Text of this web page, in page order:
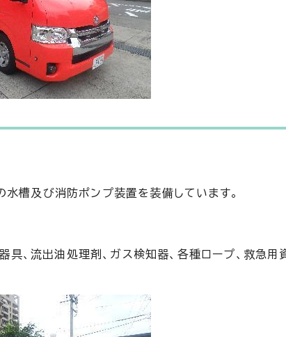
槽及び消防ポンプ装置を装備しています。
、流出油処理剤、ガス検知器、各種ロープ、救急用